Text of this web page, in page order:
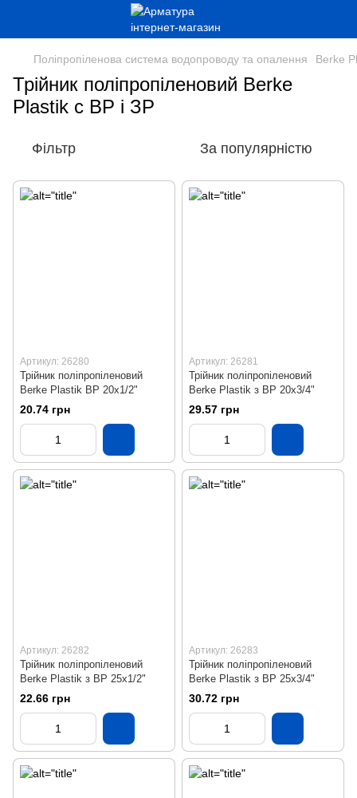
Поліпропіленова система водопроводу та опалення Berke
Трійник поліпропіленовий Berke
Plastik с ВР і ЗР
Фільтр За популярністю
Артикул: 26280
Трійник поліпропіленовий
Berke Plastik ВР 20х1/2"
20.74 грн
Артикул: 26281
Трійник поліпропіленовий
Berke Plastik з ВР 20х3/4"
29.57 грн
Артикул: 26282
Трійник поліпропіленовий
Berke Plastik з ВР 25х1/2"
22.66 грн
Артикул: 26283
Трійник поліпропіленовий
Berke Plastik з ВР 25х3/4"
30.72 грн